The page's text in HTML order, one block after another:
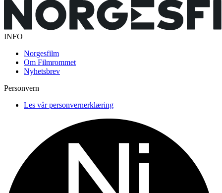
INFO
Norgesfilm
Om Filmrommet
Nyhetsbrev
Personvern
Les vår personvernerklæring